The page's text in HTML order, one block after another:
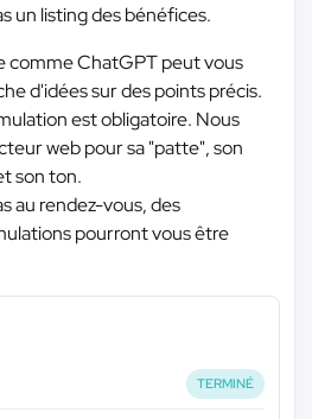
un listing des bénéfices.
comme ChatGPT peut vous
d'idées sur des points précis.
est obligatoire. Nous
web pour sa "patte", son
son ton.
au rendez-vous, des
pourront vous être
TERMINÉ